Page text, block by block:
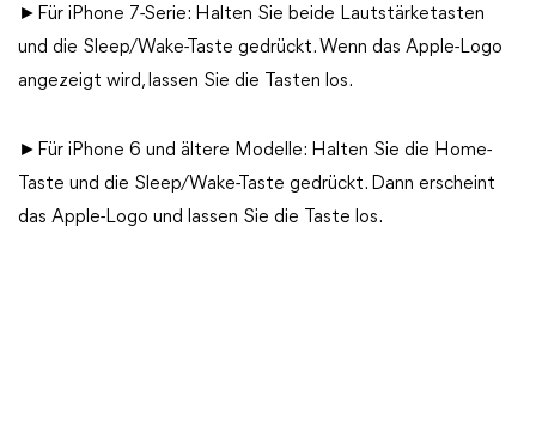
►Für iPhone 7-Serie: Halten Sie beide Lautstärketasten
und die Sleep/Wake-Taste gedrückt. Wenn das Apple-Logo
angezeigt wird, lassen Sie die Tasten los.
►Für iPhone 6 und ältere Modelle: Halten Sie die Home-
Taste und die Sleep/Wake-Taste gedrückt. Dann erscheint
das Apple-Logo und lassen Sie die Taste los.